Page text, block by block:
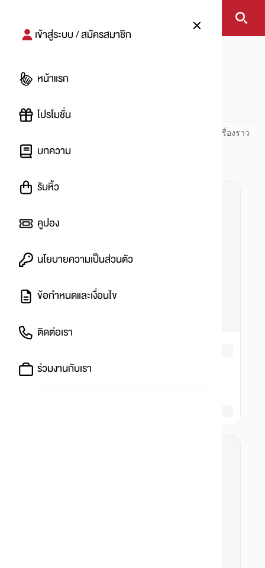
เข้าสู่ระบบ / สมัครสมาชิก
หน้าแรก
โปรโมชั่น
บทความ
รับหิ้ว
คูปอง
นโยบายความเป็นส่วนตัว
ข้อกำหนดและเงื่อนไข
ติดต่อเรา
ร่วมงานกับเรา
#
ปันโปร PUNPRO ที่ 1 ด้านโปรโมชัน อัปเดตและติดตามทุกเรื่องราว
โปรโมชัน